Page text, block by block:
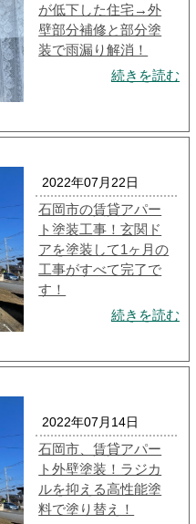
が低下した住宅→外
壁部分補修と部分塗
装で雨漏り解消！
続きを読む
2022年07月22日
石岡市の賃貸アパー
ト塗装工事！玄関ド
アを塗装して1ヶ月の
工事がすべて完了で
す！
続きを読む
2022年07月14日
石岡市、賃貸アパー
ト外壁塗装！ラジカ
ルを抑える高性能塗
料で塗り替え！